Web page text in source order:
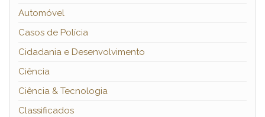
Automóvel
Casos de Polícia
Cidadania e Desenvolvimento
Ciência
Ciência & Tecnologia
Classificados